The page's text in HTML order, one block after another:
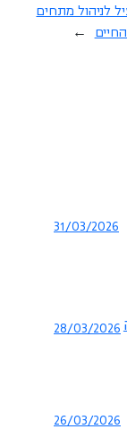
לניהול מתחים
→
31/03/2026
28/03/2026
26/03/2026